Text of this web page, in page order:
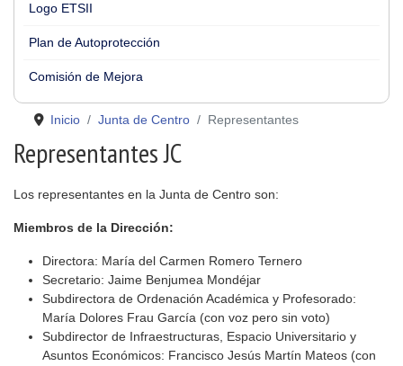
Logo ETSII
Plan de Autoprotección
Comisión de Mejora
Inicio Junta de Centro Representantes
Representantes JC
Los representantes en la Junta de Centro son:
Miembros de la Dirección:
Directora: María del Carmen Romero Ternero
Secretario: Jaime Benjumea Mondéjar
Subdirectora de Ordenación Académica y Profesorado:
María Dolores Frau García (con voz pero sin voto)
Subdirector de Infraestructuras, Espacio Universitario y
Asuntos Económicos: Francisco Jesús Martín Mateos (con